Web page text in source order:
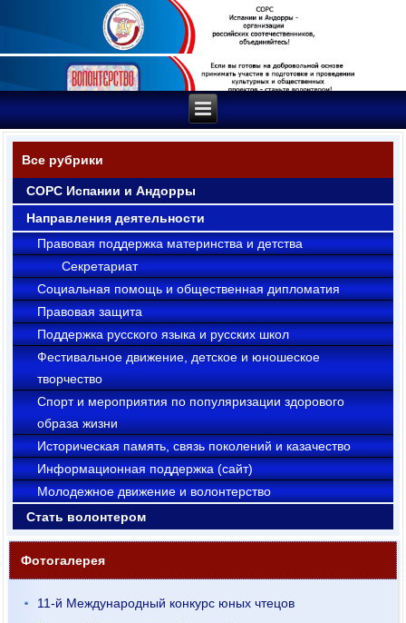
Все рубрики
СОРС Испании и Андорры
Направления деятельности
Правовая поддержка материнства и детства
Секрeтариат
Социальная помощь и общественная дипломатия
Правовая защита
Поддержка русского языка и русских школ
Фестивальное движение, детское и юношеское
творчество
Cпорт и мероприятия по популяризации здорового
образа жизни
Историческая память, связь поколений и казачество
Информационная поддержка (сайт)
Молодежное движение и волонтерство
Стать волонтером
Фотогалерея
11-й Международный конкурс юных чтецов